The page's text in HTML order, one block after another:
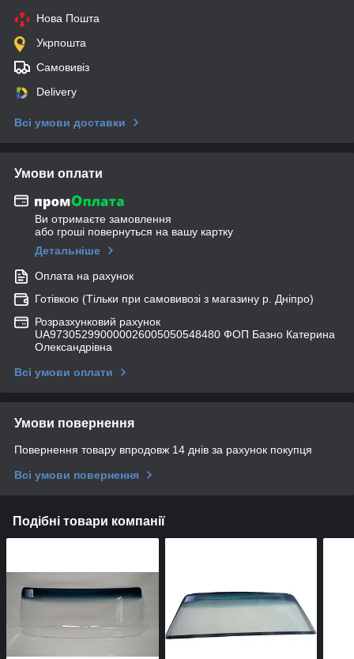
Нова Пошта
Укрпошта
Самовивіз
Delivery
Всі умови доставки
Умови оплати
Ви отримаєте замовлення
або гроші повернуться на вашу картку
Детальніше
Оплата на рахунок
Готівкою (Тільки при самовивозі з магазину р. Дніпро)
Розразхунковий рахунок
UA973052990000026005050548480 ФОП Базно Катерина
Олександрівна
Всі умови оплати
Умови повернення
Повернення товару впродовж 14 днів за рахунок покупця
Всі умови повернення
Подібні товари компанії